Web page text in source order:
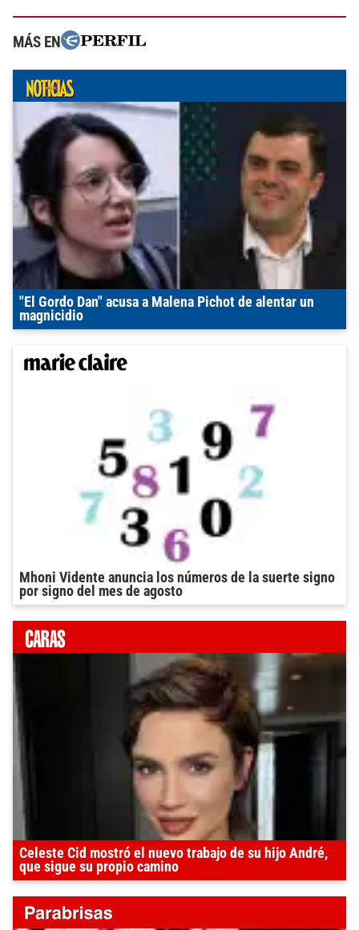
MÁS EN
"El Gordo Dan" acusa a Malena Pichot de alentar un
magnicidio
Mhoni Vidente anuncia los números de la suerte signo
por signo del mes de agosto
Celeste Cid mostró el nuevo trabajo de su hijo André,
que sigue su propio camino